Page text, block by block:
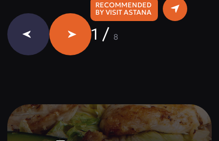
RECOMMENDED
BY VISIT ASTANA
1 / 8